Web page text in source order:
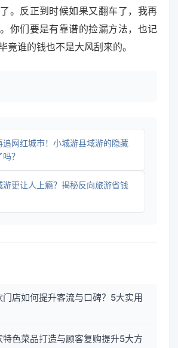
。反正到时候如果又翻车了，我再
你们要是有靠谱的捡漏方法，也记
竟谁的钱也不是大风刮来的。
追网红城市！小城游县域游的隐藏
？
游更让人上瘾？揭秘反向旅游省钱
店如何提升客流与口碑？5大实用
色菜品打造与顾客复购提升5大方